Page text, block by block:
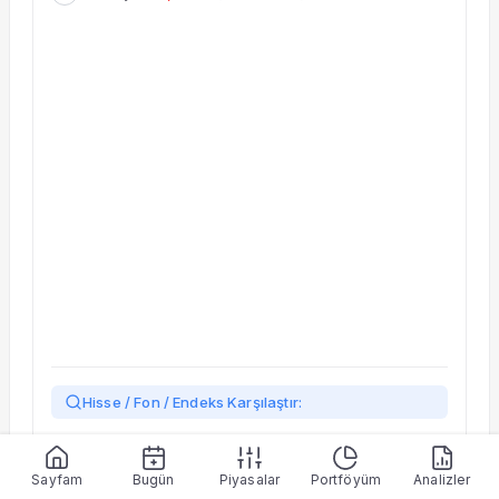
Hisse / Fon / Endeks Karşılaştır:
Yükleniyor…
Sayfam
Bugün Piyasalar Portföyüm Analizler